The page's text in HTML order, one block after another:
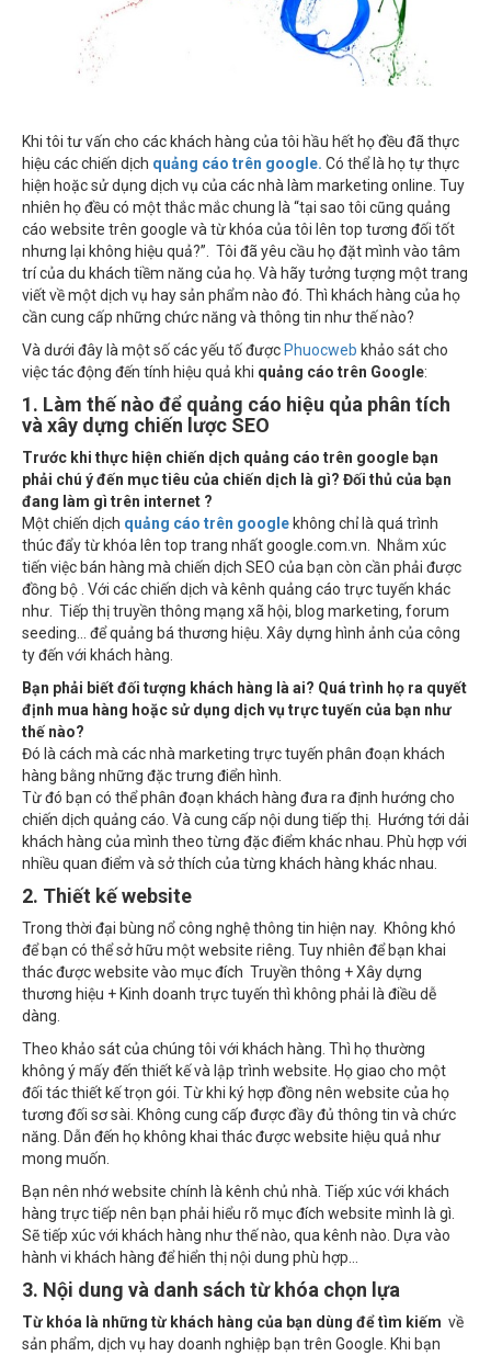
Khi tôi tư vấn cho các khách hàng của tôi hầu hết họ đều đã thực
hiệu các chiến dịch quảng cáo trên google. Có thể là họ tự thực
hiện hoặc sử dụng dịch vụ của các nhà làm marketing online. Tuy
nhiên họ đều có một thắc mắc chung là “tại sao tôi cũng quảng
cáo website trên google và từ khóa của tôi lên top tương đối tốt
nhưng lại không hiệu quả?”. Tôi đã yêu cầu họ đặt mình vào tâm
trí của du khách tiềm năng của họ. Và hãy tưởng tượng một trang
viết về một dịch vụ hay sản phẩm nào đó. Thì khách hàng của họ
cần cung cấp những chức năng và thông tin như thế nào?
Và dưới đây là một số các yếu tố được Phuocweb khảo sát cho
việc tác động đến tính hiệu quả khi quảng cáo trên Google:
1. Làm thế nào để quảng cáo hiệu qủa phân tích
và xây dựng chiến lược SEO
Trước khi thực hiện chiến dịch quảng cáo trên google bạn
phải chú ý đến mục tiêu của chiến dịch là gì? Đối thủ của bạn
đang làm gì trên internet ?
Một chiến dịch quảng cáo trên google không chỉ là quá trình
thúc đẩy từ khóa lên top trang nhất google.com.vn. Nhằm xúc
tiến việc bán hàng mà chiến dịch SEO của bạn còn cần phải được
đồng bộ . Với các chiến dịch và kênh quảng cáo trực tuyến khác
như. Tiếp thị truyền thông mạng xã hội, blog marketing, forum
seeding… để quảng bá thương hiệu. Xây dựng hình ảnh của công
ty đến với khách hàng.
Bạn phải biết đối tượng khách hàng là ai? Quá trình họ ra quyết
định mua hàng hoặc sử dụng dịch vụ trực tuyến của bạn như
thế nào?
Đó là cách mà các nhà marketing trực tuyến phân đoạn khách
hàng bằng những đặc trưng điển hình.
Từ đó bạn có thể phân đoạn khách hàng đưa ra định hướng cho
chiến dịch quảng cáo. Và cung cấp nội dung tiếp thị. Hướng tới dải
khách hàng của mình theo từng đặc điểm khác nhau. Phù hợp với
nhiều quan điểm và sở thích của từng khách hàng khác nhau.
2. Thiết kế website
Trong thời đại bùng nổ công nghệ thông tin hiện nay. Không khó
để bạn có thể sở hữu một website riêng. Tuy nhiên để bạn khai
thác được website vào mục đích Truyền thông + Xây dựng
thương hiệu + Kinh doanh trực tuyến thì không phải là điều dễ
dàng.
Theo khảo sát của chúng tôi với khách hàng. Thì họ thường
không ý mấy đến thiết kế và lập trình website. Họ giao cho một
đối tác thiết kế trọn gói. Từ khi ký hợp đồng nên website của họ
tương đối sơ sài. Không cung cấp được đầy đủ thông tin và chức
năng. Dẫn đến họ không khai thác được website hiệu quả như
mong muốn.
Bạn nên nhớ website chính là kênh chủ nhà. Tiếp xúc với khách
hàng trực tiếp nên bạn phải hiểu rõ mục đích website mình là gì.
Sẽ tiếp xúc với khách hàng như thế nào, qua kênh nào. Dựa vào
hành vi khách hàng để hiển thị nội dung phù hợp…
3. Nội dung và danh sách từ khóa chọn lựa
Từ khóa là những từ khách hàng của bạn dùng để tìm kiếm về
sản phẩm, dịch vụ hay doanh nghiệp bạn trên Google. Khi bạn